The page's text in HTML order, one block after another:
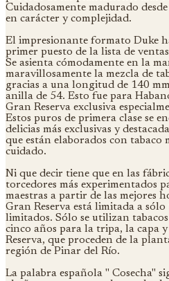
Cuidadosamente madurado
en carácter y complejidad.
El impresionante formato Duke
primer puesto de la lista de
Se asienta cómodamente en la
maravillosamente la mezcla de
gracias a una longitud de 140
anilla de 54. Esto fue para
Gran Reserva exclusiva
Estos puros de primera clase se
delicias más exclusivas y
que están elaborados con tabaco
cuidado.
Ni que decir tiene que en las
torcedores más experimentados
maestras a partir de las mejores
Gran Reserva está limitada a
limitados. Sólo se utilizan
cinco años para la tripa, la capa
Reserva, que proceden de la
región de Pinar del Río.
La palabra española " Cosecha"